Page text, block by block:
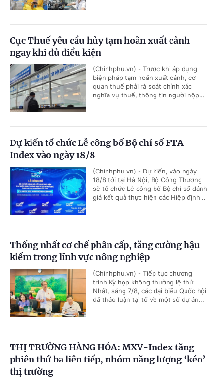
Cục Thuế yêu cầu hủy tạm hoãn xuất cảnh
ngay khi đủ điều kiện
(Chinhphu.vn) - Trước khi áp dụng
biện pháp tạm hoãn xuất cảnh, cơ
quan thuế phải rà soát chính xác
nghĩa vụ thuế, thông tin người nộp...
Dự kiến tổ chức Lễ công bố Bộ chỉ số FTA
Index vào ngày 18/8
(Chinhphu.vn) - Dự kiến, vào ngày
18/8 tới tại Hà Nội, Bộ Công Thương
sẽ tổ chức Lễ công bố Bộ chỉ số đánh
giá kết quả thực hiện các Hiệp định...
Thống nhất cơ chế phân cấp, tăng cường hậu
kiểm trong lĩnh vực nông nghiệp
(Chinhphu.vn) - Tiếp tục chương
trình Kỳ họp không thường lệ thứ
Nhất, sáng 7/8, các đại biểu Quốc hội
đã thảo luận tại tổ về một số dự án...
THỊ TRƯỜNG HÀNG HÓA: MXV-Index tăng
phiên thứ ba liên tiếp, nhóm năng lượng ‘kéo’
thị trường